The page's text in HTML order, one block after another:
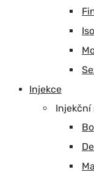
Injekce
Injekční